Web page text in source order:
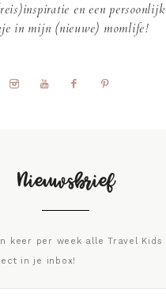
en een persoonlijk
in mijn (nieuwe) momlife!
Nieuwsbrief
keer per week alle Travel Kids
in je inbox!